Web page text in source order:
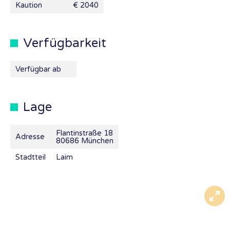
Kaution
€ 2040
Verfügbarkeit
Verfügbar ab
Lage
Adresse
Flantinstraße 18
80686 München
Stadtteil
Laim